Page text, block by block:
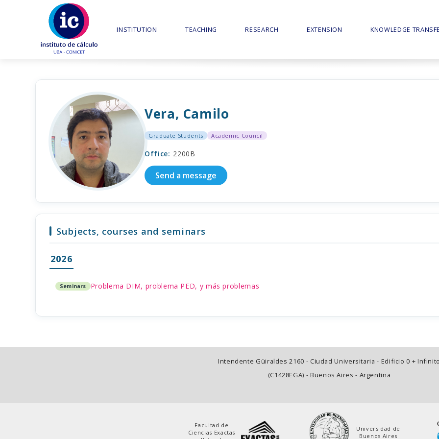
INSTITUTION TEACHING RESEARCH EXTENSION KNOWLEDGE
Vera, Camilo
Graduate Students Academic Council
Office 2200B
Send a message
Subjects, courses and seminars
2026
Seminars Problema DIM, problema PED, y más problemas
Intendente Güiraldes 2160 - Ciudad Universitaria - Edificio 0 +
(C1428EGA) - Buenos Aires - Argentina
Facultad de
Ciencias Exactas
Universidad de
Buenos Aires